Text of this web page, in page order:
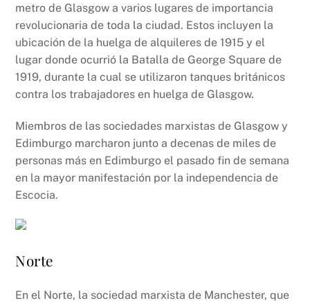
metro de Glasgow a varios lugares de importancia
revolucionaria de toda la ciudad. Estos incluyen la
ubicación de la huelga de alquileres de 1915 y el
lugar donde ocurrió la Batalla de George Square de
1919, durante la cual se utilizaron tanques británicos
contra los trabajadores en huelga de Glasgow.
Miembros de las sociedades marxistas de Glasgow y
Edimburgo marcharon junto a decenas de miles de
personas más en Edimburgo el pasado fin de semana
en la mayor manifestación por la independencia de
Escocia.
Norte
En el Norte, la sociedad marxista de Manchester, que